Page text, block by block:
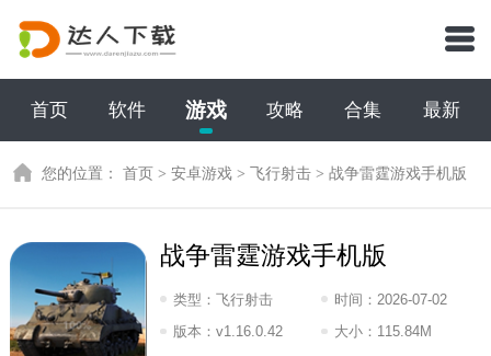
首页 软件 游戏 攻略 合集 最新
您的位置：首页 >安卓游戏 >飞行射击 >战争雷霆游戏手机版
战争雷霆游戏手机版
类型：飞行射击 时间： 2026-07-02
12:2026
版本：v1.16.0.42 大小： 115.84M